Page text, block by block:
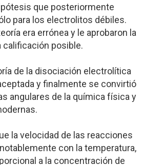
que posteriormente
para los electrolitos débiles.
era errónea y le aprobaron la
posible.
de la disociación electrolítica
y finalmente se convirtió
angulares de la química física y
la velocidad de las reacciones
con la temperatura,
a la concentración de